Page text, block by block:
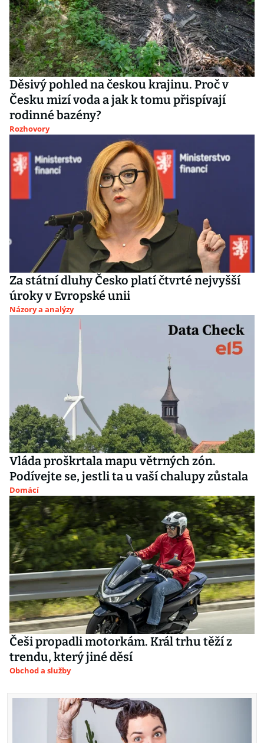
Děsivý pohled na českou krajinu. Proč v
Česku mizí voda a jak k tomu přispívají
rodinné bazény?
Rozhovory
Za státní dluhy Česko platí čtvrté nejvyšší
úroky v Evropské unii
Názory a analýzy
Vláda proškrtala mapu větrných zón.
Podívejte se, jestli ta u vaší chalupy zůstala
Domácí
Češi propadli motorkám. Král trhu těží z
trendu, který jiné děsí
Obchod a služby